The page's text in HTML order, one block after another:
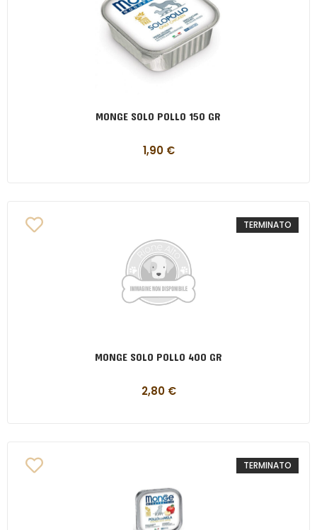
MONGE SOLO POLLO 150 GR
1,90 €
TERMINATO
MONGE SOLO POLLO 400 GR
2,80 €
TERMINATO